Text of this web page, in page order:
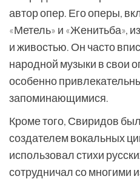
автор опер. Его оперы,
«Метель» и «Женитьба»,
и живостью. Он часто
народной музыки в свои
особенно
запоминающимися.
Кроме того, Свиридов
создателем вокальных
использовал стихи
сотрудничал со многими